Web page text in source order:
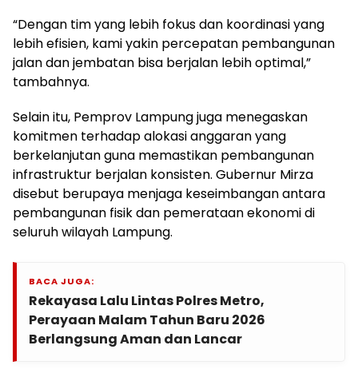
“Dengan tim yang lebih fokus dan koordinasi yang
lebih efisien, kami yakin percepatan pembangunan
jalan dan jembatan bisa berjalan lebih optimal,”
tambahnya.
Selain itu, Pemprov Lampung juga menegaskan
komitmen terhadap alokasi anggaran yang
berkelanjutan guna memastikan pembangunan
infrastruktur berjalan konsisten. Gubernur Mirza
disebut berupaya menjaga keseimbangan antara
pembangunan fisik dan pemerataan ekonomi di
seluruh wilayah Lampung.
BACA JUGA:
Rekayasa Lalu Lintas Polres Metro,
Perayaan Malam Tahun Baru 2026
Berlangsung Aman dan Lancar